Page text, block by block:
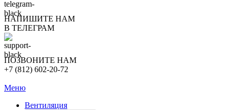
НАПИШИТЕ НАМ
В ТЕЛЕГРАМ
ПОЗВОНИТЕ НАМ
+7 (812) 602-20-72
Меню
Вентиляция